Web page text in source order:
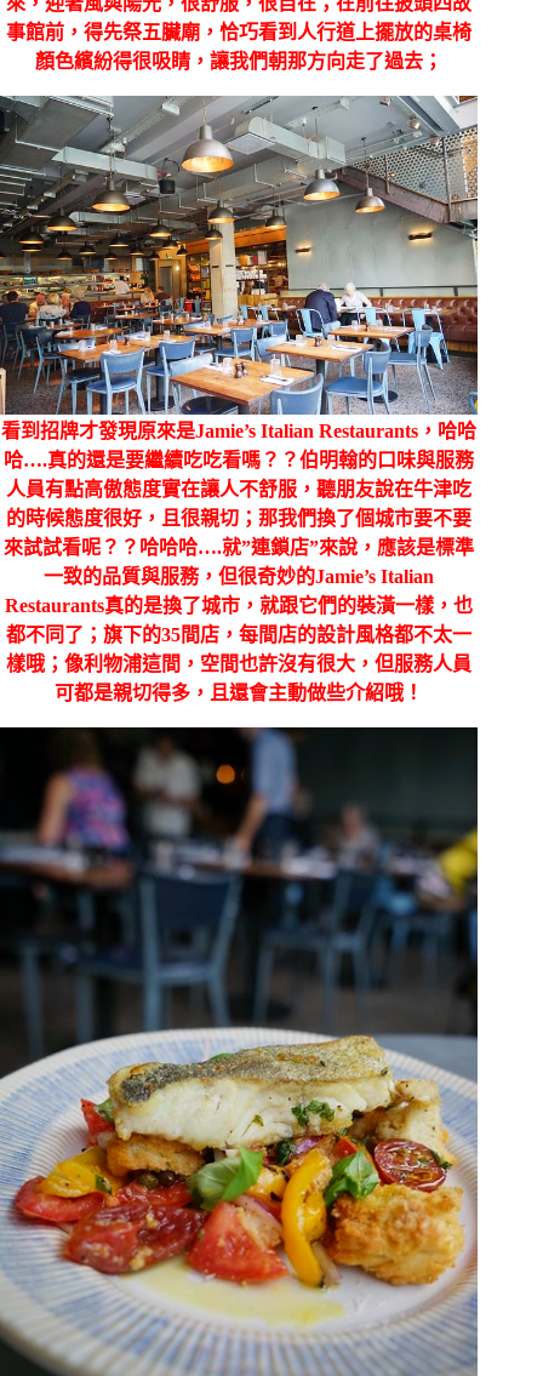
事館前，得先祭五臟廟，恰巧看到人行道上擺放的桌椅
顏色繽紛得很吸睛，讓我們朝那方向走了過去；
看到招牌才發現原來是Jamie’s Italian Restaurants，哈哈
哈….真的還是要繼續吃吃看嗎？？伯明翰的口味與服務
人員有點高傲態度實在讓人不舒服，聽朋友說在牛津吃
的時候態度很好，且很親切；那我們換了個城市要不要
來試試看呢？？哈哈哈….就”連鎖店”來說，應該是標準
一致的品質與服務，但很奇妙的Jamie’s Italian
Restaurants真的是換了城市，就跟它們的裝潢一樣，也
都不同了；旗下的35間店，每間店的設計風格都不太一
樣哦；像利物浦這間，空間也許沒有很大，但服務人員
可都是親切得多，且還會主動做些介紹哦！